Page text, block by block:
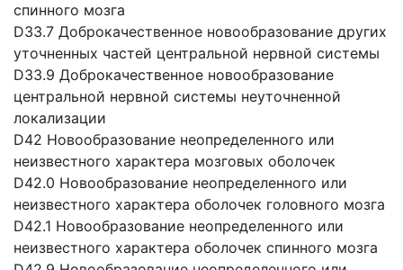
спинного мозга
D33.7 Доброкачественное новообразование других
уточненных частей центральной нервной системы
D33.9 Доброкачественное новообразование
центральной нервной системы неуточненной
локализации
D42 Новообразование неопределенного или
неизвестного характера мозговых оболочек
D42.0 Новообразование неопределенного или
неизвестного характера оболочек головного мозга
D42.1 Новообразование неопределенного или
неизвестного характера оболочек спинного мозга